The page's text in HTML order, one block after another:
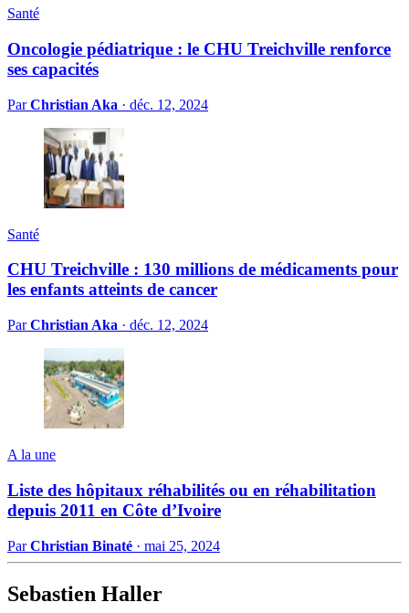
Santé
Oncologie pédiatrique : le CHU Treichville renforce
ses capacités
ParChristian Aka · déc. 12, 2024
Santé
CHU Treichville : 130 millions de médicaments pour
les enfants atteints de cancer
ParChristian Aka · déc. 12, 2024
A la une
Liste des hôpitaux réhabilités ou en réhabilitation
depuis 2011 en Côte d’Ivoire
ParChristian Binaté · mai 25, 2024
Sebastien Haller